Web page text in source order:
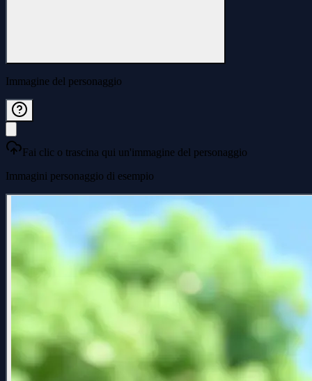
Immagine del personaggio
Fai clic o trascina qui un'immagine del personaggio
Immagini personaggio di esempio